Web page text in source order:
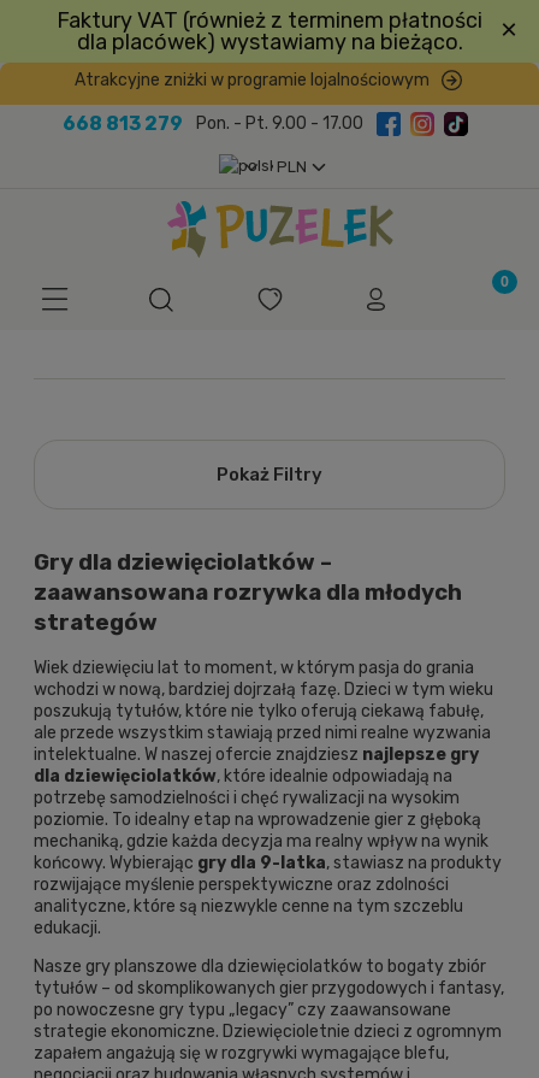
Faktury VAT (również z terminem płatności
dla placówek) wystawiamy na bieżąco.
×
668 813 279 Pon. - Pt. 9.00 - 17.00
Atrakcyjne zniżki w programie lojalnościowym
Pokaż Filtry
Gry dla dziewięciolatków –
zaawansowana rozrywka dla młodych
strategów
Wiek dziewięciu lat to moment, w którym pasja do grania
wchodzi w nową, bardziej dojrzałą fazę. Dzieci w tym wieku
poszukują tytułów, które nie tylko oferują ciekawą fabułę,
ale przede wszystkim stawiają przed nimi realne wyzwania
intelektualne. W naszej ofercie znajdziesz najlepsze gry
dla dziewięciolatków, które idealnie odpowiadają na
potrzebę samodzielności i chęć rywalizacji na wysokim
poziomie. To idealny etap na wprowadzenie gier z głęboką
mechaniką, gdzie każda decyzja ma realny wpływ na wynik
końcowy. Wybierając gry dla 9-latka, stawiasz na produkty
rozwijające myślenie perspektywiczne oraz zdolności
analityczne, które są niezwykle cenne na tym szczeblu
edukacji.
Nasze gry planszowe dla dziewięciolatków to bogaty zbiór
tytułów – od skomplikowanych gier przygodowych i fantasy,
po nowoczesne gry typu „legacy” czy zaawansowane
strategie ekonomiczne. Dziewięcioletnie dzieci z ogromnym
zapałem angażują się w rozgrywki wymagające blefu,